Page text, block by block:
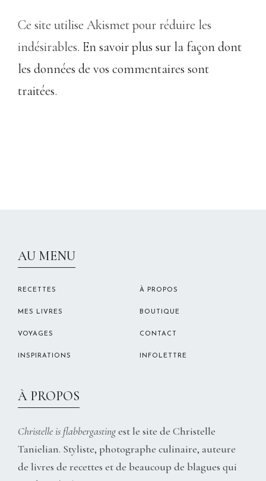
Ce site utilise Akismet pour réduire les
indésirables. En savoir plus sur la façon dont
les données de vos commentaires sont
traitées.
AU MENU
RECETTES
MES LIVRES
VOYAGES
INSPIRATIONS
À PROPOS
BOUTIQUE
CONTACT
INFOLETTRE
À PROPOS
Christelle is flabbergastingest le site de Christelle
Tanielian. Styliste, photographe culinaire, auteure
de livres de recettes et de beaucoup de blagues qui